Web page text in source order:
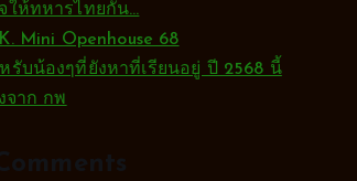
ให้ทหารไทยกัน…
Mini Openhouse 68
รับน้องๆที่ยังหาที่เรียนอยู่ ปี 2568 นี้
จาก กพ